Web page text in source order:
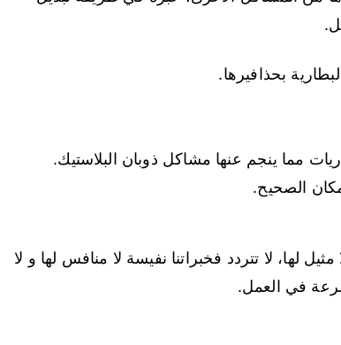
بحذافيرها.
مما ينجم عنها مشاكل ذوبان البلاستيك.
الصحيح.
لها، لا تتردد فخبراتنا نفيسة لا منافس لها و لا
في العمل.